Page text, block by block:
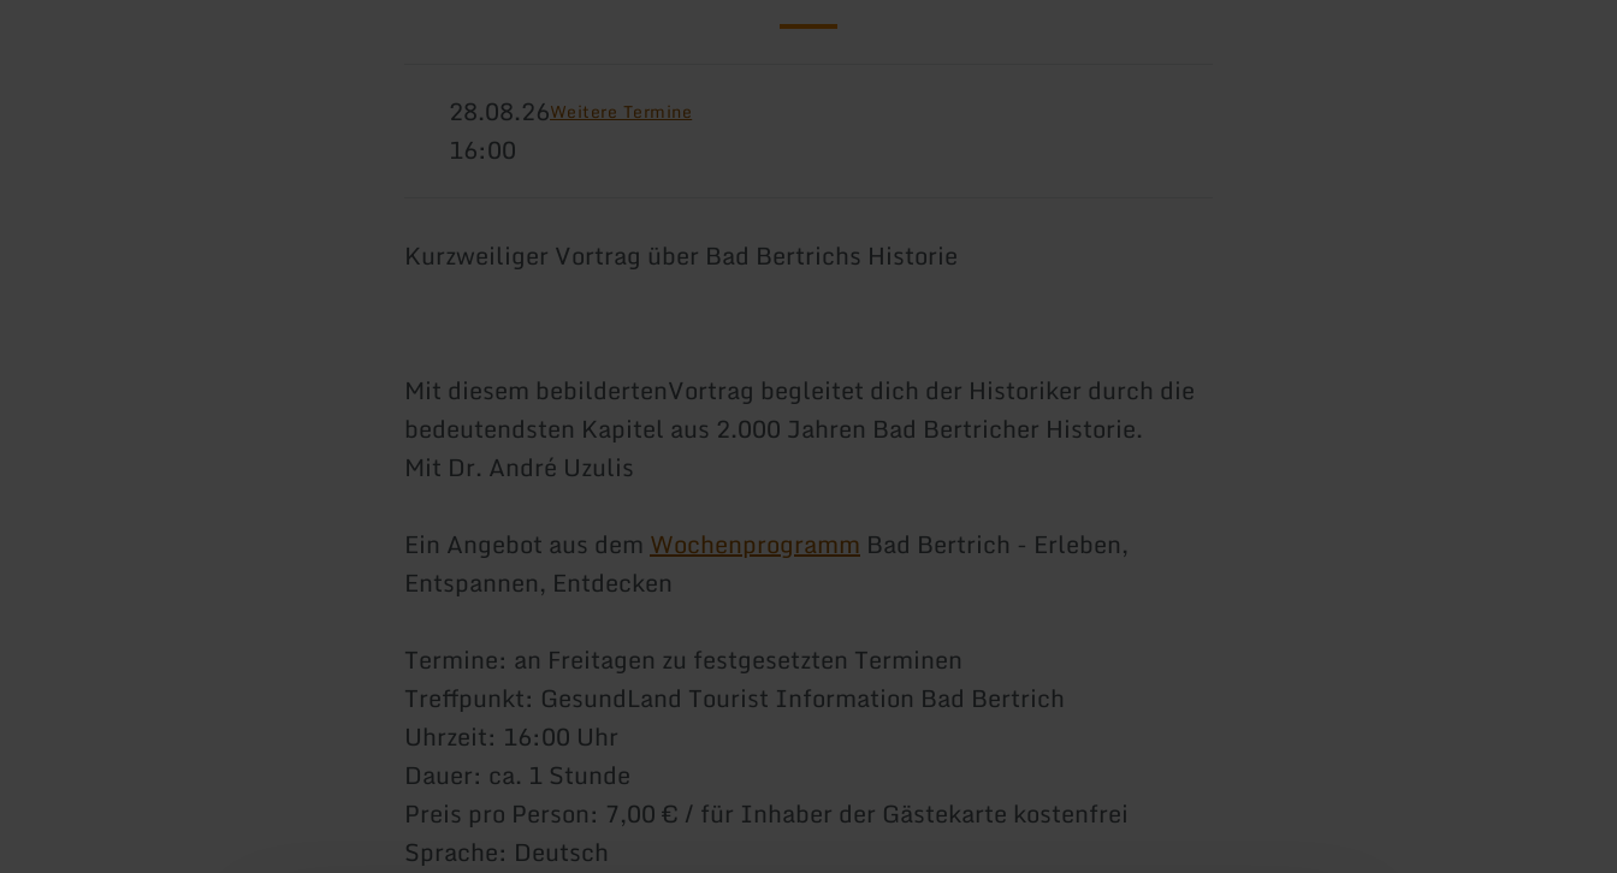
28.08.26Weitere Termine
16:00
Kurzweiliger Vortrag über Bad Bertrichs Historie
Mit diesem bebildertenVortrag begleitet dich der Historiker durch die
bedeutendsten Kapitel aus 2.000 Jahren Bad Bertricher Historie.
Mit Dr. André Uzulis
Ein Angebot aus dem Wochenprogramm Bad Bertrich - Erleben,
Entspannen, Entdecken
Termine: an Freitagen zu festgesetzten Terminen
Treffpunkt: GesundLand Tourist Information Bad Bertrich
Uhrzeit: 16:00 Uhr
Dauer: ca. 1 Stunde
Preis pro Person: 7,00 € / für Inhaber der Gästekarte kostenfrei
Sprache: Deutsch